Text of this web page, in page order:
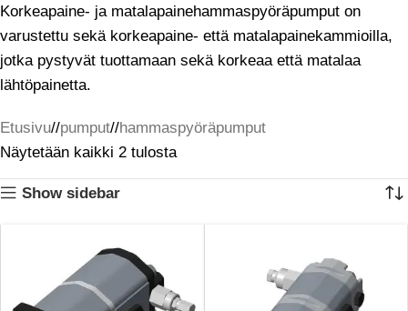
Korkeapaine- ja matalapainehammaspyöräpumput on
varustettu sekä korkeapaine- että matalapainekammioilla,
jotka pystyvät tuottamaan sekä korkeaa että matalaa
lähtöpainetta.
Etusivu/ pumput/ hammaspyöräpumput
Näytetään kaikki 2 tulosta
Show sidebar